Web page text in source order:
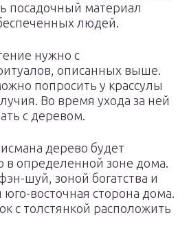
посадочный материал
людей.
нужно с
описанных выше.
попросить у крассулы
Во время ухода за ней
с деревом.
дерево будет
в определенной зоне дома.
шуй, зоной богатства и
юго-восточная сторона дома.
с толстянкой расположить